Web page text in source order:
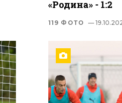
«Родина» - 1:2
119 ФОТО —